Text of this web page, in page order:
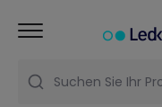
Suchen Sie Ihr